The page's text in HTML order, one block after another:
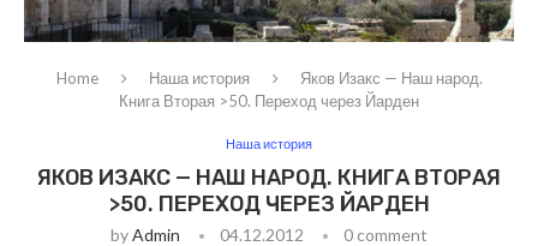
Home Наша история
Яков Изакс — Наш народ.
Книга Вторая >50. Переход через Йарден
Наша история
ЯКОВ ИЗАКС — НАШ НАРОД. КНИГА ВТОРАЯ
>50. ПЕРЕХОД ЧЕРЕЗ ЙАРДЕН
byAdmin 04.12.2012 0 comment